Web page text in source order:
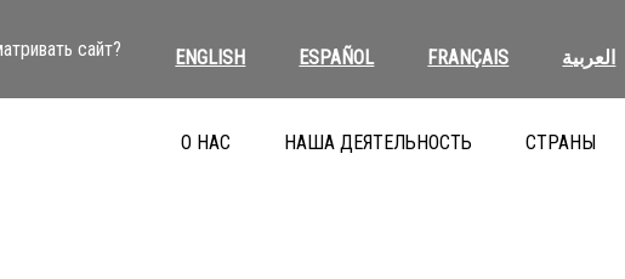
сайт? ENGLISH ESPAÑOL FRANÇAIS العربية
О НАС НАША ДЕЯТЕЛЬНОСТЬ СТРАНЫ